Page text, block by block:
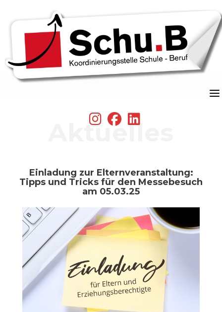
Skip
fab
fa-
fab
fa-
Aktuelles
Einladung zur Elternveranstaltung:
Tipps und Tricks für den Messebesuch
am 05.03.25